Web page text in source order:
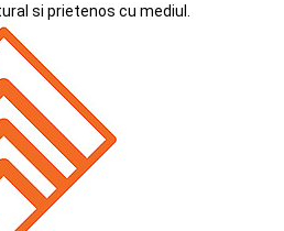
si prietenos cu mediul.